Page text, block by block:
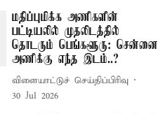
மதிப்புமிக்க அணிகளின்
பட்டியலில் முதலிடத்தில்
தொடரும் பெங்களூரு: சென்னை
அணிக்கு எந்த இடம்..?
விளையாட்டுச் செய்திப்பிரிவு
30 Jul 2026